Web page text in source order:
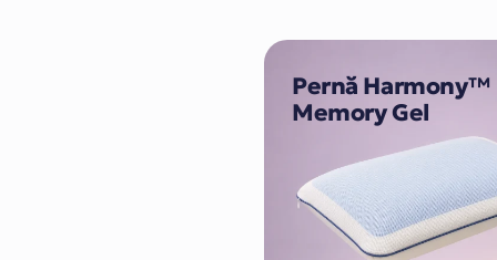
Pernă Harmony™
Memory Gel